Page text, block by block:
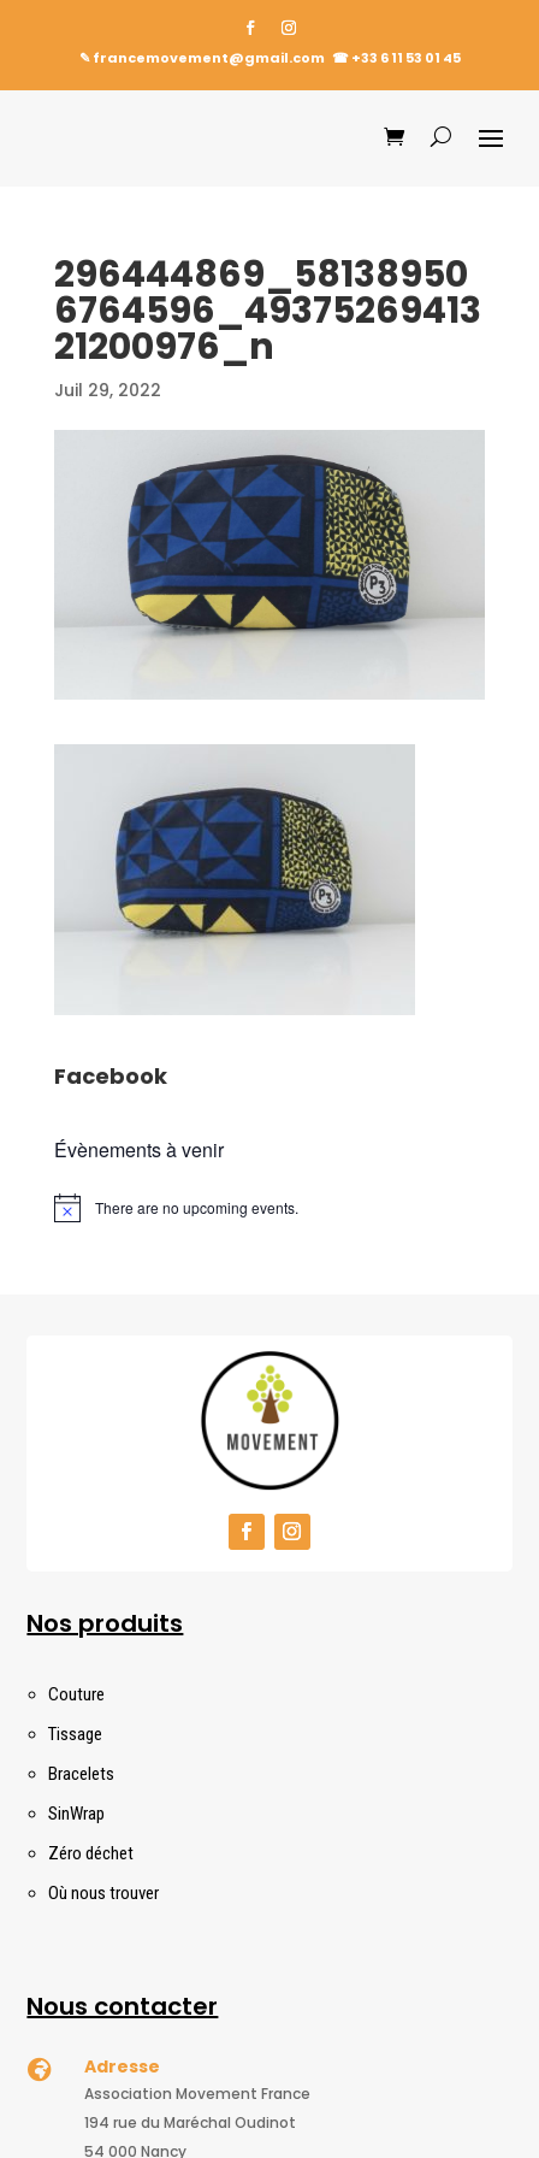
✎ francemovement@gmail.com ☎︎+33 6 11 53 01 45
296444869_58138950
6764596_49375269413
21200976_n
Juil 29, 2022
Facebook
Évènements à venir
There are no upcoming events.
Nos produits
Couture
Tissage
Bracelets
SinWrap
Zéro déchet
Où nous trouver
Nous contacter
 Adresse
Association Movement France
194 rue du Maréchal Oudinot
54 000 Nancy